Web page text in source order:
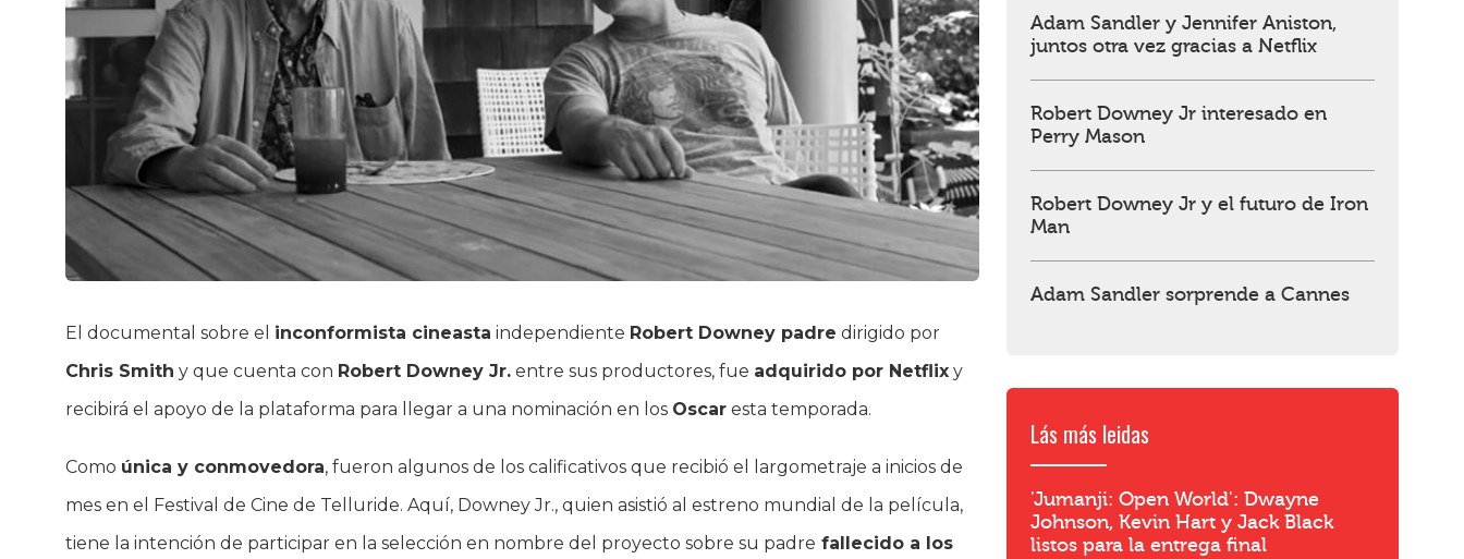
El documental sobre el inconformista cineasta independiente Robert Downey padre dirigido por
Chris Smith y que cuenta con Robert Downey Jr. entre sus productores, fue adquirido por Netflix y
recibirá el apoyo de la plataforma para llegar a una nominación en los Oscar esta temporada.
Como única y conmovedora, fueron algunos de los calificativos que recibió el largometraje a inicios de
mes en el Festival de Cine de Telluride. Aquí, Downey Jr., quien asistió al estreno mundial de la película,
tiene la intención de participar en la selección en nombre del proyecto sobre su padre fallecido a los
Adam Sandler y Jennifer Aniston,
juntos otra vez gracias a Netflix
Robert Downey Jr interesado en
Perry Mason
Robert Downey Jr y el futuro de Iron
Man
Adam Sandler sorprende a Cannes
Lás más leidas
'Jumanji: Open World': Dwayne
Johnson, Kevin Hart y Jack Black
listos para la entrega final